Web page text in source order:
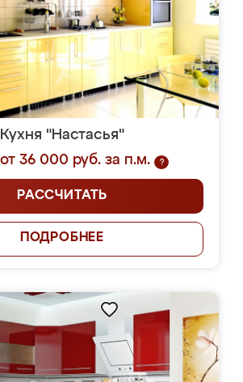
Кухня "Настасья"
36 000 руб. за п.м.
?
РАССЧИТАТЬ
ПОДРОБНЕЕ